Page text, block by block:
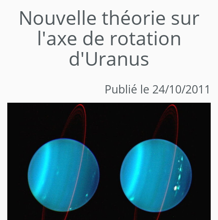
Nouvelle théorie sur
l'axe de rotation
d'Uranus
Publié le 24/10/2011